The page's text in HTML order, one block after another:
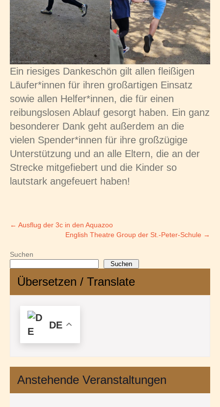
Ein riesiges Dankeschön gilt allen fleißigen
Läufer*innen für ihren großartigen Einsatz
sowie allen Helfer*innen, die für einen
reibungslosen Ablauf gesorgt haben. Ein ganz
besonderer Dank geht außerdem an die
vielen Spender*innen für ihre großzügige
Unterstützung und an alle Eltern, die an der
Strecke mitgefiebert und die Kinder so
lautstark angefeuert haben!
Post
← Ausflug der 3c in den Aquazoo
English Theatre Group der St.-Peter-Schule →
Suchen
Suchen
Übersetzen / Translate
DE
Anstehende Veranstaltungen